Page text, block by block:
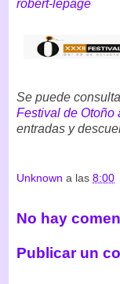
robert-lepage
Se puede
Festival de Otoño
entradas y
Unknown a las 8:00
No hay
Publicar un